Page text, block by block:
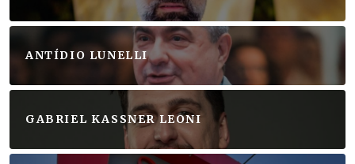
ANTÍDIO LUNELLI
GABRIEL KASSNER LEONI